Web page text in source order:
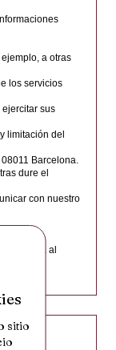
a otras
los servicios
ejercitar sus
limitación del
Barcelona.
dure el
con nuestro
al
sitio